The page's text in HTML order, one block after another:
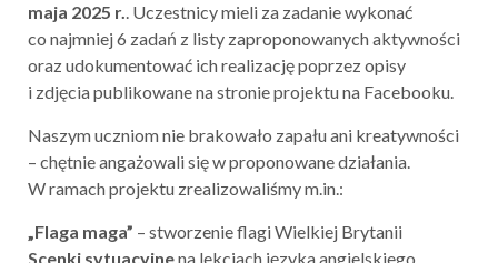
maja 2025 r.. Uczestnicy mieli za zadanie wykonać
co najmniej 6 zadań z listy zaproponowanych aktywności
oraz udokumentować ich realizację poprzez opisy
i zdjęcia publikowane na stronie projektu na Facebooku.
Naszym uczniom nie brakowało zapału ani kreatywności
– chętnie angażowali się w proponowane działania.
W ramach projektu zrealizowaliśmy m.in.:
„Flaga maga” – stworzenie flagi Wielkiej Brytanii
Scenki sytuacyjnena lekcjach języka angielskiego